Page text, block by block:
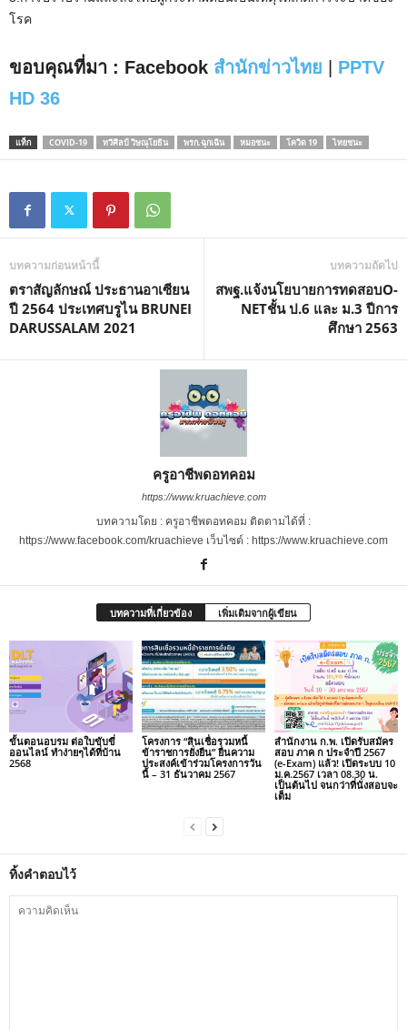
โรค
ขอบคุณที่มา : Facebook สำนักข่าวไทย | PPTV
HD 36
แท็ก COVID-19 ทวีศิลป์ วิษณุโยธิน พรก.ฉุกเฉิน หมอชนะ โควิด 19 ไทยชนะ
บทความก่อนหน้านี้
ตราสัญลักษณ์ ประธานอาเซียน
ปี 2564 ประเทศบรูไน BRUNEI
DARUSSALAM 2021
บทความถัดไป
สพฐ.แจ้งนโยบายการทดสอบO-
NETชั้น ป.6 และ ม.3 ปีการ
ศึกษา 2563
ครูอาชีพดอทคอม
https://www.kruachieve.com
บทความโดย : ครูอาชีพดอทคอม ติดตามได้ที่ :
https://www.facebook.com/kruachieve เว็บไซต์ : https://www.kruachieve.com
บทความที่เกี่ยวข้อง เพิ่มเติมจากผู้เขียน
ขั้นตอนอบรม ต่อใบขับขี่
ออนไลน์ ทำง่ายๆได้ที่บ้าน
2568
โครงการ “สินเชื่อรวมหนี้
ข้าราชการยั่งยืน” ยื่นความ
ประสงค์เข้าร่วมโครงการวัน
นี้ – 31 ธันวาคม 2567
สำนักงาน ก.พ. เปิดรับสมัคร
สอบ ภาค ก ประจำปี 2567
(e-Exam) แล้ว! เปิดระบบ 10
ม.ค.2567 เวลา 08.30 น.
เป็นต้นไป จนกว่าที่นั่งสอบจะ
เต็ม
ทิ้งคำตอบไว้